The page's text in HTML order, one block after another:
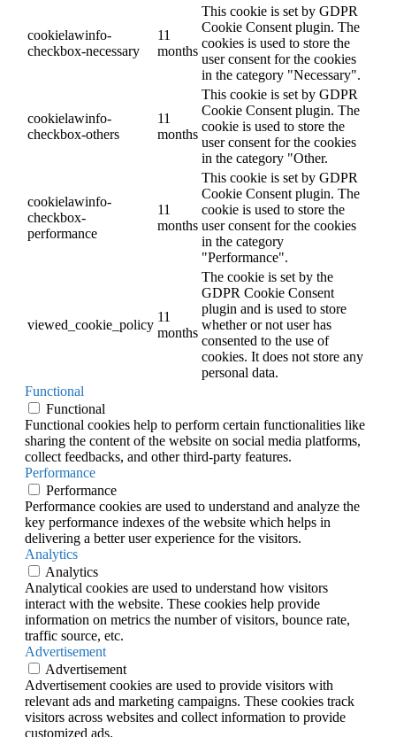
cookielawinfo-
checkbox-necessary
11
months
This cookie is set by GDPR
Cookie Consent plugin. The
cookies is used to store the
user consent for the cookies
in the category "Necessary".
cookielawinfo-
checkbox-others
11
months
This cookie is set by GDPR
Cookie Consent plugin. The
cookie is used to store the
user consent for the cookies
in the category "Other.
cookielawinfo-
checkbox-
performance
11
months
This cookie is set by GDPR
Cookie Consent plugin. The
cookie is used to store the
user consent for the cookies
in the category
"Performance".
viewed_cookie_policy
11
months
The cookie is set by the
GDPR Cookie Consent
plugin and is used to store
whether or not user has
consented to the use of
cookies. It does not store any
personal data.
Functional
Functional
Functional cookies help to perform certain functionalities like
sharing the content of the website on social media platforms,
collect feedbacks, and other third-party features.
Performance
Performance
Performance cookies are used to understand and analyze the
key performance indexes of the website which helps in
delivering a better user experience for the visitors.
Analytics
Analytics
Analytical cookies are used to understand how visitors
interact with the website. These cookies help provide
information on metrics the number of visitors, bounce rate,
traffic source, etc.
Advertisement
Advertisement
Advertisement cookies are used to provide visitors with
relevant ads and marketing campaigns. These cookies track
visitors across websites and collect information to provide
customized ads.